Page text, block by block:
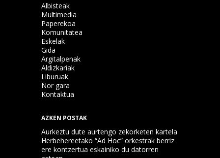
Albisteak
Multimedia
Paperekoa
Komunitatea
Eskelak
Gida
Argitalpenak
Aldizkariak
Liburuak
Nor gara
Kontaktua
AZKEN POSTAK
Aurkeztu dute aurtengo zekorketen kartela
Herbehereetako “Ad Hoc” orkestrak berriz
ere kontzertua eskainiko du datorren